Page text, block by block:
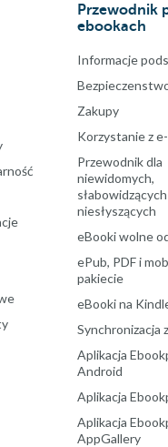
Przewodnik
ebookach
Informacje
Zakupy
Korzystanie z
Przewodnik dla
niewidomych,
niesłyszących
eBooki wolne
ePub, PDF i
pakiecie
eBooki na
Synchronizacja
Aplikacja
Android
Aplikacja
Aplikacja
AppGallery